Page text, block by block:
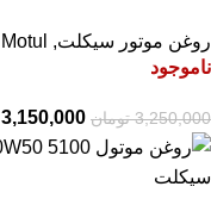
روغن موتور سیکلت,
Motul
ناموجود
3,250,000 تومان 3,150,000